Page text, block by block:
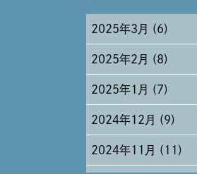
2025年3月 (6)
2025年2月 (8)
2025年1月 (7)
2024年12月 (9)
2024年11月 (11)